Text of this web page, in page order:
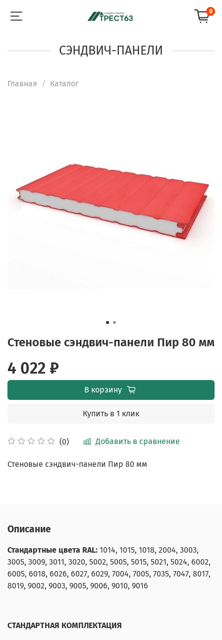
0
СЭНДВИЧ-ПАНЕЛИ
Главная Каталог
Стеновые сэндвич-панели Пир 80 мм
(0) Добавить в сравнение
4 022 ₽
В корзину
Купить в 1 клик
Стеновые сэндвич-панели Пир 80 мм
Описание
Стандартные цвета RAL: 1014, 1015, 1018, 2004, 3003,
3005, 3009, 3011, 3020, 5002, 5005, 5015, 5021, 5024, 6002,
6005, 6018, 6026, 6027, 6029, 7004, 7005, 7035, 7047, 8017,
8019, 9002, 9003, 9005, 9006, 9010, 9016
СТАНДАРТНАЯ КОМПЛЕКТАЦИЯ